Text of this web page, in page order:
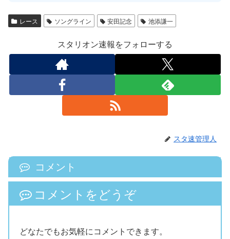
レース ソングライン 安田記念 池添謙一
スタリオン速報をフォローする
スタ速管理人
コメント
コメントをどうぞ
どなたでもお気軽にコメントできます。